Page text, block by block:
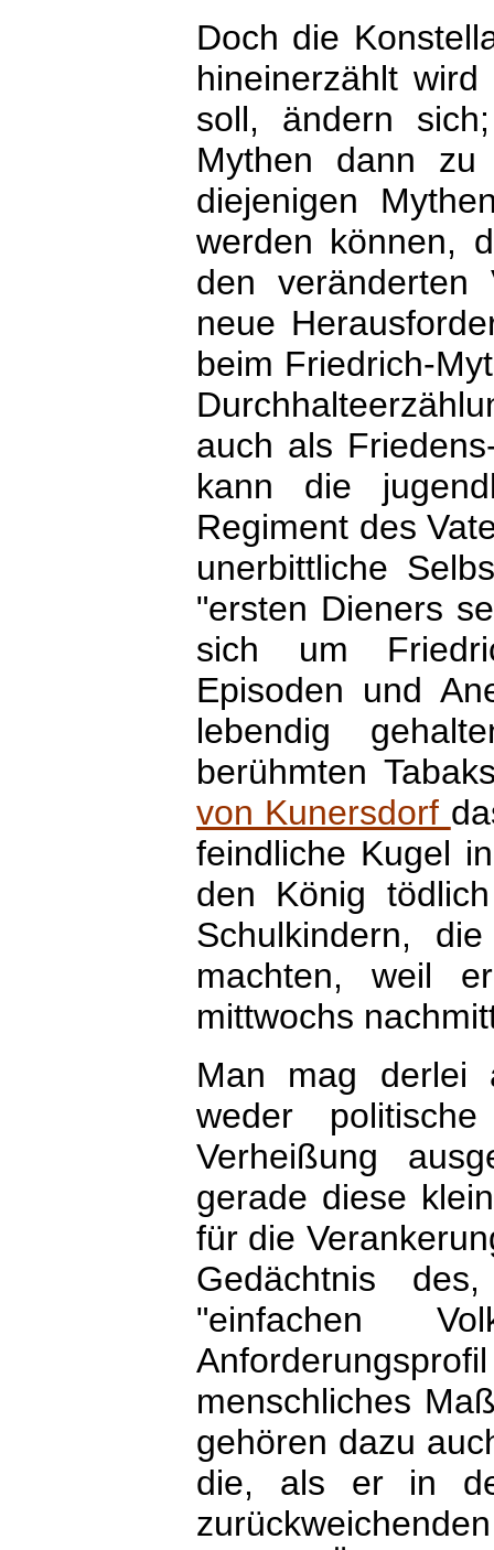
Doch die
hineinerzählt
soll, ändern
Mythen dann zu
diejenigen
werden können,
den veränderten
neue
beim Friedrich-
auch als
kann die
Regiment des
unerbittliche
"ersten Dieners
sich um
Episoden und
lebendig
berühmten
von Kunersdorf
feindliche Kugel
den König
Schulkindern,
machten, weil
mittwochs
Man mag derlei
weder
Verheißung
gerade diese
für die
Gedächtnis
"einfachen
menschliches
gehören dazu
die, als er in